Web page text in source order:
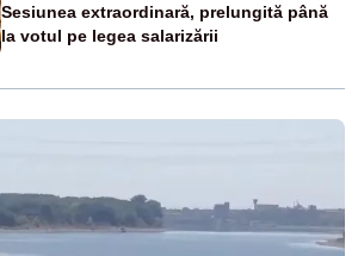
Sesiunea extraordinară, prelungită până
la votul pe legea salarizării